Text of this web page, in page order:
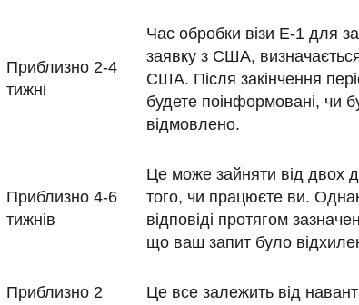
Приблизно 2-4
тижні
Час обробки візи E-1 для
заявку з США,
США. Після закінчення
будете поінформовані, чи
відмовлено.
Приблизно 4-6
тижнів
Це може зайняти від двох
того, чи працюєте ви.
відповіді протягом
що ваш запит було
Приблизно 2
Це все залежить від